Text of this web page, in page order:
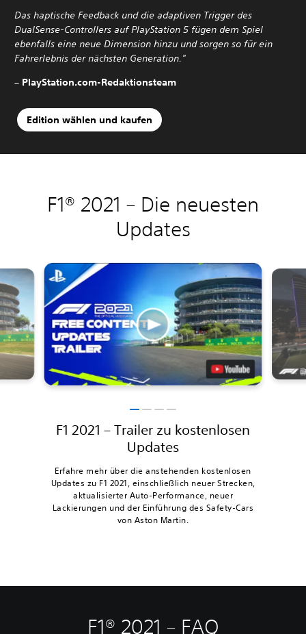
Das haptische Feedback und die adaptiven Trigger des
DualSense-Controllers auf PlayStation 5 fügen dem Spiel
ebenfalls eine neue Dimension hinzu und sorgen so für ein
Fahrerlebnis der nächsten Generation."
– PlayStation.com-Redaktionsteam
Edition wählen und kaufen
F1® 2021 – Die neuesten
Updates
F1 2021 – Trailer zu kostenlosen
Updates
Erfahre mehr über die anstehenden kostenlosen
Updates zu F1 2021, einschließlich neuer Strecken,
aktualisierter Auto-Performance, neuer
Lackierungen und der Einführung des Safety-Cars
von Aston Martin.
F1® 2021 – FAQ